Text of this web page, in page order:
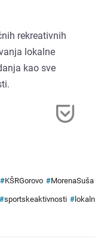
rekreativnih
lokalne
kao sve
#KŠRGorovo #MorenaSuša
#sportskeaktivnosti # lokaln